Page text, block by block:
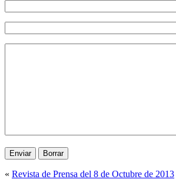
« Revista de Prensa del 8 de Octubre de 2013